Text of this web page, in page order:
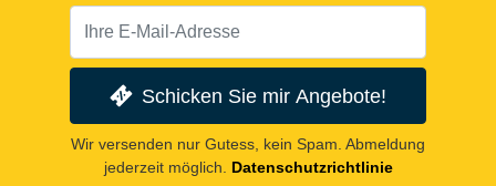
Schicken Sie mir Angebote!
Wir versenden nur Gutess, kein Spam. Abmeldung
jederzeit möglich. Datenschutzrichtlinie